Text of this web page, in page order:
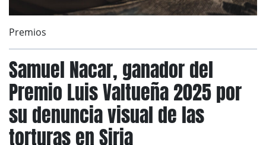
Premios
Samuel Nacar, ganador del
Premio Luis Valtueña 2025 por
su denuncia visual de las
torturas en Siria